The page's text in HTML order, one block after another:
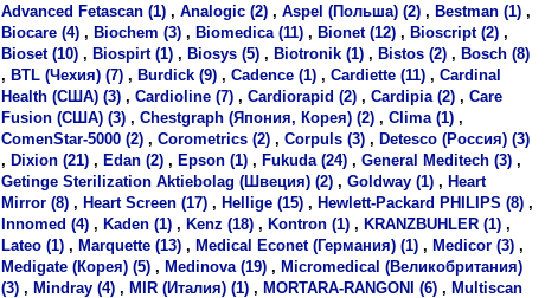
Advanced Fetascan (1) , Analogic (2) , Aspel (Польша) (2) , Bestman (1) ,
Biocare (4) , Biochem (3) , Biomedica (11) , Bionet (12) , Bioscript (2) ,
Bioset (10) , Biospirt (1) , Biosys (5) , Biotronik (1) , Bistos (2) , Bosch (8)
, BTL (Чехия) (7) , Burdick (9) , Cadence (1) , Cardiette (11) , Cardinal
Health (США) (3) , Cardioline (7) , Cardiorapid (2) , Cardipia (2) , Care
Fusion (США) (3) , Chestgraph (Япония, Корея) (2) , Clima (1) ,
ComenStar-5000 (2) , Corometrics (2) , Corpuls (3) , Detesco (Россия) (3)
, Dixion (21) , Edan (2) , Epson (1) , Fukuda (24) , General Meditech (3) ,
Getinge Sterilization Aktiebolag (Швеция) (2) , Goldway (1) , Heart
Mirror (8) , Heart Screen (17) , Hellige (15) , Hewlett-Packard PHILIPS (8) ,
Innomed (4) , Kaden (1) , Kenz (18) , Kontron (1) , KRANZBUHLER (1) ,
Lateo (1) , Marquette (13) , Medical Econet (Германия) (1) , Medicor (3) ,
Medigate (Корея) (5) , Medinova (19) , Micromedical (Великобритания)
(3) , Mindray (4) , MIR (Италия) (1) , MORTARA-RANGONI (6) , Multiscan